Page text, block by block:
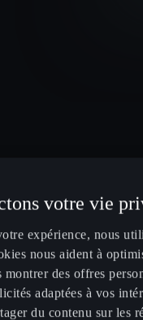
votre vie
expérience, nous
nous aident à
des offres
adaptées à vos
du contenu sur les